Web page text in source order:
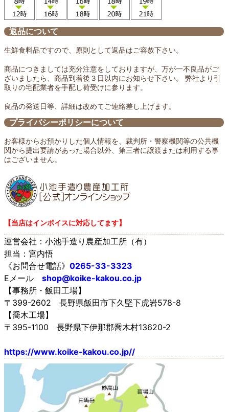
返品について
生鮮食料品ですので、原則として返品はご容赦下さい。
商品につきましては充分注意をしておりますが、万が一不良品がご
ざいましたら、商品到着後３日以内にお知らせ下さい。 弊社より引
取りの宅配業者を手配し荷受けに参ります。
良品の発送日等、詳細は改めてご連絡差し上げます。
プライバシーポリシーについて
お客様からお預かりした個人情報を、裁判所・警察機関等の公共機
関から提出要請があった場合以外、第三者に譲渡または利用する事
はございません。
【当店はインボイスに対応してます】
運営会社：小池手造り農産加工所（有）
担当：宮内悟
《お問合せ電話》 0265-33-3323
Eメール shop@koike-kakou.co.jp
【事務所・飯田工場】
〒399-2602 長野県飯田市下久堅下虎岩578-8
【喬木工場】
〒395-1100 長野県下伊那郡喬木村13620-2
https://www.koike-kakou.co.jp//